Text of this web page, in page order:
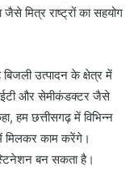
मित्र राष्ट्रों का सहयोग
बिजली उत्पादन के क्षेत्र में
और सेमीकंडक्टर जैसे
हम छत्तीसगढ़ में विभिन्न
मिलकर काम करेंगे।
बन सकता है।